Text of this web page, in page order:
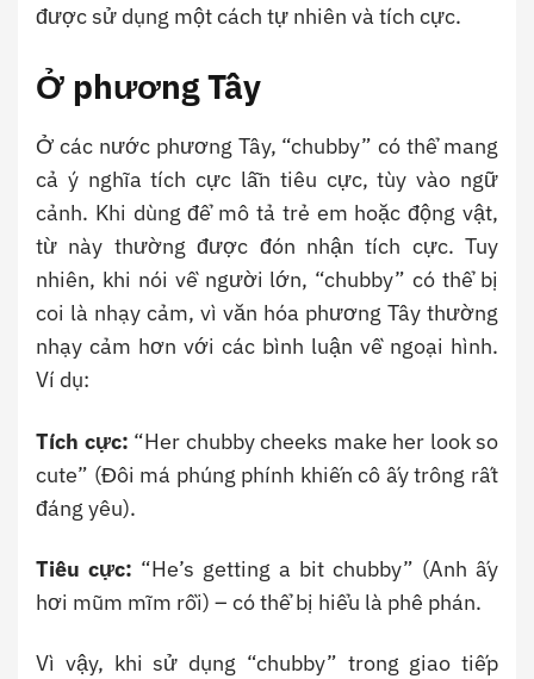
được sử dụng một cách tự nhiên và tích cực.
Ở phương Tây
Ở các nước phương Tây, “chubby” có thể mang
cả ý nghĩa tích cực lẫn tiêu cực, tùy vào ngữ
cảnh. Khi dùng để mô tả trẻ em hoặc động vật,
từ này thường được đón nhận tích cực. Tuy
nhiên, khi nói về người lớn, “chubby” có thể bị
coi là nhạy cảm, vì văn hóa phương Tây thường
nhạy cảm hơn với các bình luận về ngoại hình.
Ví dụ:
Tích cực: “Her chubby cheeks make her look so
cute” (Đôi má phúng phính khiến cô ấy trông rất
đáng yêu).
Tiêu cực: “He’s getting a bit chubby” (Anh ấy
hơi mũm mĩm rồi) – có thể bị hiểu là phê phán.
Vì vậy, khi sử dụng “chubby” trong giao tiếp